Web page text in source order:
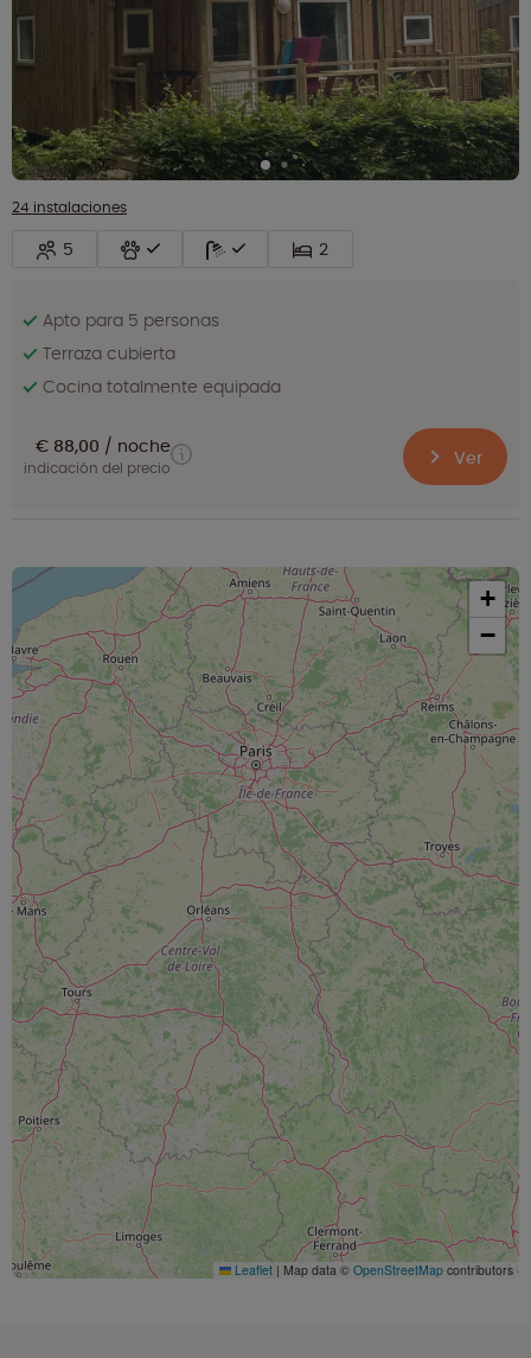
24 instalaciones
5 2
Apto para 5 personas
Terraza cubierta
Cocina totalmente equipada
€ 88,00 noche
indicación del precio Ver
+
−
Leaflet | Map data © OpenStreetMap contributors